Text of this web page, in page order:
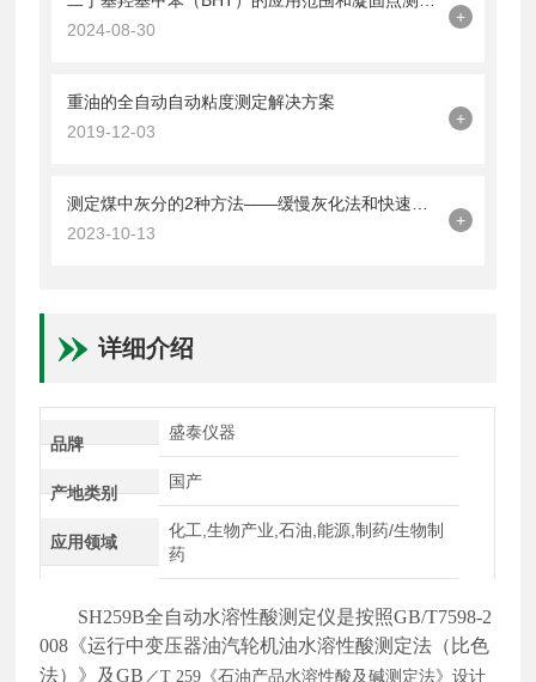
2024-08-30
+
重油的全自动自动粘度测定解决方案
2019-12-03
+
2023-10-13
+
详细介绍
品牌
盛泰仪器
产地类别
国产
应用领域
化工,生物产业,石油,能源,制药/生物制
药
SH259B全自动水溶性酸测定仪是按照GB/T7598-2
008《运行中变压器油汽轮机油水溶性酸测定法（比色
法）》 及GB ／T 259 《石油产品水溶性酸及碱测定法》设计